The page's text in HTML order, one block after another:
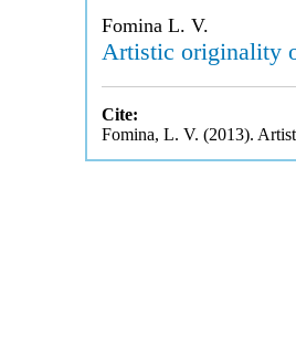
Fomina L. V.
Artistic originality
Cite:
Fomina, L. V. (2013).